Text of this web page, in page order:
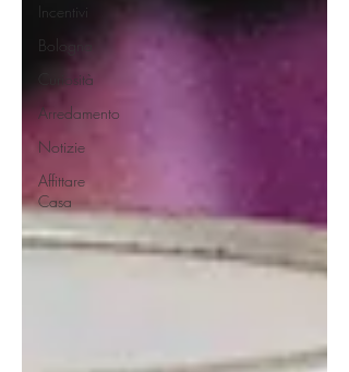
Incentivi
Bologna
Curiosità
Arredamento
Notizie
Affittare
Casa